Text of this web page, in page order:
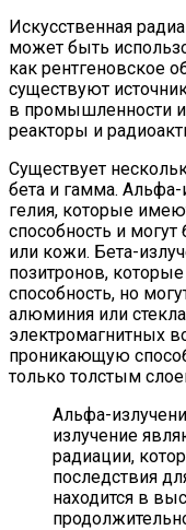
Искусственная
может быть
как рентгеновское
существуют
в промышленности и
реакторы и
Существует
бета и гамма. Альфа-
гелия, которые
способность и
или кожи. Бета-
позитронов,
способность, но
алюминия или
электромагнитных
проникающую
только толстым
Альфа-
излучение
радиации,
последствия
находится в